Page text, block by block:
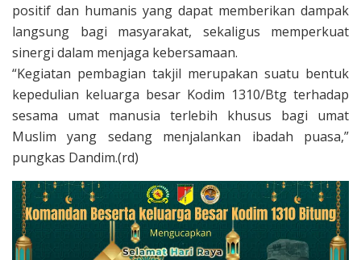
positif dan humanis yang dapat memberikan dampak
langsung bagi masyarakat, sekaligus memperkuat
sinergi dalam menjaga kebersamaan.
“Kegiatan pembagian takjil merupakan suatu bentuk
kepedulian keluarga besar Kodim 1310/Btg terhadap
sesama umat manusia terlebih khusus bagi umat
Muslim yang sedang menjalankan ibadah puasa,”
pungkas Dandim.(rd)